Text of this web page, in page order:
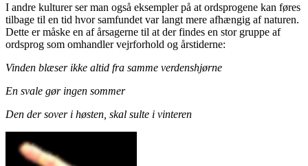
I andre kulturer ser man også eksempler på at ordsprogene kan føres
tilbage til en tid hvor samfundet var langt mere afhængig af naturen.
Dette er måske en af årsagerne til at der findes en stor gruppe af
ordsprog som omhandler vejrforhold og årstiderne:
Vinden blæser ikke altid fra samme verdenshjørne
En svale gør ingen sommer
Den der sover i høsten, skal sulte i vinteren